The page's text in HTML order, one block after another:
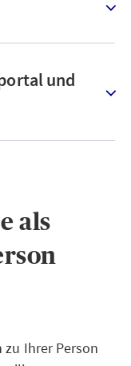
und
als
Ihrer Person